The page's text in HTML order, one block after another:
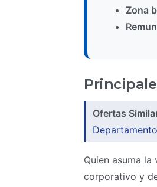
Zona
Ofertas
Quien asuma
corporativo y